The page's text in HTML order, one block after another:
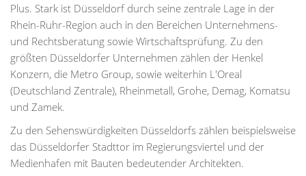
Plus. Stark ist Düsseldorf durch seine zentrale Lage in der
Rhein-Ruhr-Region auch in den Bereichen Unternehmens-
und Rechtsberatung sowie Wirtschaftsprüfung. Zu den
größten Düsseldorfer Unternehmen zählen der Henkel
Konzern, die Metro Group, sowie weiterhin L'Oreal
(Deutschland Zentrale), Rheinmetall, Grohe, Demag, Komatsu
und Zamek.
Zu den Sehenswürdigkeiten Düsseldorfs zählen beispielsweise
das Düsseldorfer Stadttor im Regierungsviertel und der
Medienhafen mit Bauten bedeutender Architekten.